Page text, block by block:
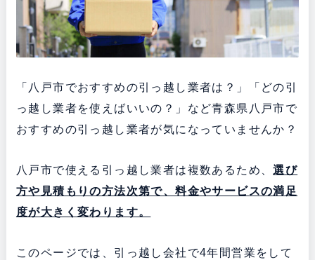
「八戸市でおすすめの引っ越し業者は？」「どの引
っ越し業者を使えばいいの？」など青森県八戸市で
おすすめの引っ越し業者が気になっていませんか？
八戸市で使える引っ越し業者は複数あるため、選び
方や見積もりの方法次第で、料金やサービスの満足
度が大きく変わります。
このページでは、引っ越し会社で4年間営業をして